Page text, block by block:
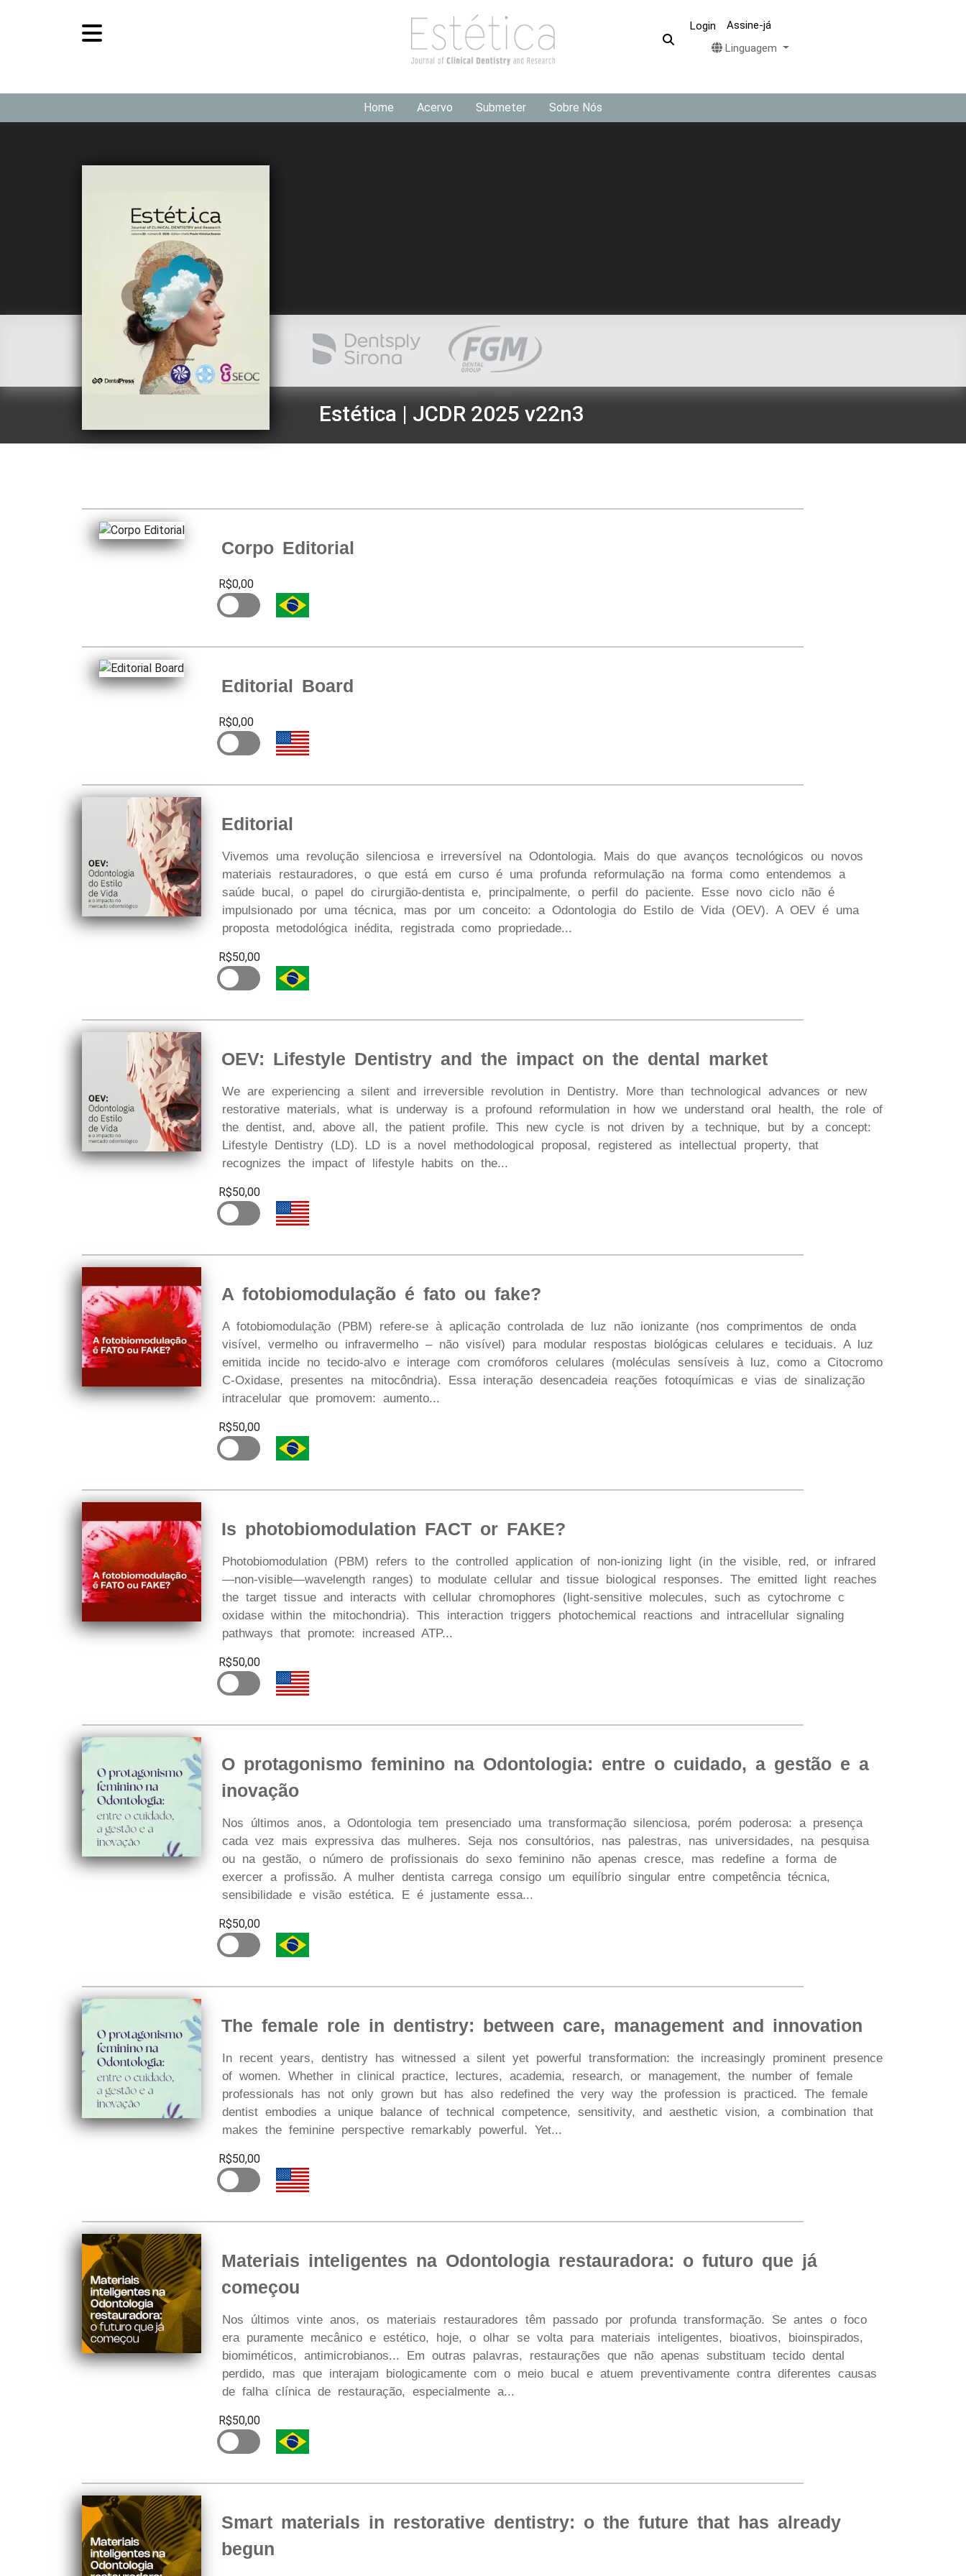
Login
Assine-já
Linguagem
Home Acervo Submeter Sobre Nós
Estética | JCDR 2025 v22n3
Corpo Editorial
R$0,00
Editorial Board
R$0,00
Editorial
Vivemos uma revolução silenciosa e irreversível na Odontologia. Mais do que avanços tecnológicos ou novos
materiais restauradores, o que está em curso é uma profunda reformulação na forma como entendemos a
saúde bucal, o papel do cirurgião-dentista e, principalmente, o perfil do paciente. Esse novo ciclo não é
impulsionado por uma técnica, mas por um conceito: a Odontologia do Estilo de Vida (OEV). A OEV é uma
proposta metodológica inédita, registrada como propriedade...
R$50,00
OEV: Lifestyle Dentistry and the impact on the dental market
We are experiencing a silent and irreversible revolution in Dentistry. More than technological advances or new
restorative materials, what is underway is a profound reformulation in how we understand oral health, the role of
the dentist, and, above all, the patient profile. This new cycle is not driven by a technique, but by a concept:
Lifestyle Dentistry (LD). LD is a novel methodological proposal, registered as intellectual property, that
recognizes the impact of lifestyle habits on the...
R$50,00
A fotobiomodulação é fato ou fake?
A fotobiomodulação (PBM) refere-se à aplicação controlada de luz não ionizante (nos comprimentos de onda
visível, vermelho ou infravermelho – não visível) para modular respostas biológicas celulares e teciduais. A luz
emitida incide no tecido-alvo e interage com cromóforos celulares (moléculas sensíveis à luz, como a Citocromo
C-Oxidase, presentes na mitocôndria). Essa interação desencadeia reações fotoquímicas e vias de sinalização
intracelular que promovem: aumento...
R$50,00
Is photobiomodulation FACT or FAKE?
P hotobiomodulation (PBM) refers to the controlled application of non-ionizing light (in the visible, red, or infrared
—non-visible—wavelength ranges) to modulate cellular and tissue biological responses. The emitted light reaches
the target tissue and interacts with cellular chromophores (light-sensitive molecules, such as cytochrome c
oxidase within the mitochondria). This interaction triggers photochemical reactions and intracellular signaling
pathways that promote: increased ATP...
R$50,00
O protagonismo feminino na Odontologia: entre o cuidado, a gestão e a
inovação
Nos últimos anos, a Odontologia tem presenciado uma transformação silenciosa, porém poderosa: a presença
cada vez mais expressiva das mulheres. Seja nos consultórios, nas palestras, nas universidades, na pesquisa
ou na gestão, o número de profissionais do sexo feminino não apenas cresce, mas redefine a forma de
exercer a profissão. A mulher dentista carrega consigo um equilíbrio singular entre competência técnica,
sensibilidade e visão estética. E é justamente essa...
R$50,00
The female role in dentistry: between care, management and innovation
In recent years, dentistry has witnessed a silent yet powerful transformation: the increasingly prominent presence
of women. Whether in clinical practice, lectures, academia, research, or management, the number of female
professionals has not only grown but has also redefined the very way the profession is practiced. The female
dentist embodies a unique balance of technical competence, sensitivity, and aesthetic vision, a combination that
makes the feminine perspective remarkably powerful. Yet...
R$50,00
Materiais inteligentes na Odontologia restauradora: o futuro que já
começou
Nos últimos vinte anos, os materiais restauradores têm passado por profunda transformação. Se antes o foco
era puramente mecânico e estético, hoje, o olhar se volta para materiais inteligentes, bioativos, bioinspirados,
biomiméticos, antimicrobianos... Em outras palavras, restaurações que não apenas substituam tecido dental
perdido, mas que interajam biologicamente com o meio bucal e atuem preventivamente contra diferentes causas
de falha clínica de restauração, especialmente a...
R$50,00
Smart materials in restorative dentistry: o the future that has already
begun